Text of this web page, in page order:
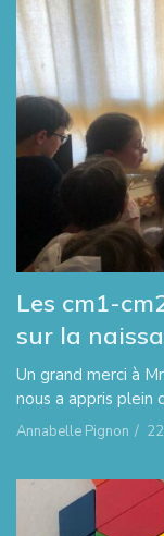
Les cm1-
sur la
Un grand merci à
nous a appris plein
Annabelle Pignon /